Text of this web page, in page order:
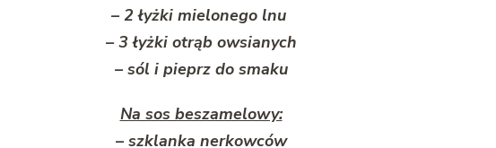
– 2 łyżki mielonego lnu
– 3 łyżki otrąb owsianych
– sól i pieprz do smaku
Na sos beszamelowy:
– szklanka nerkowców